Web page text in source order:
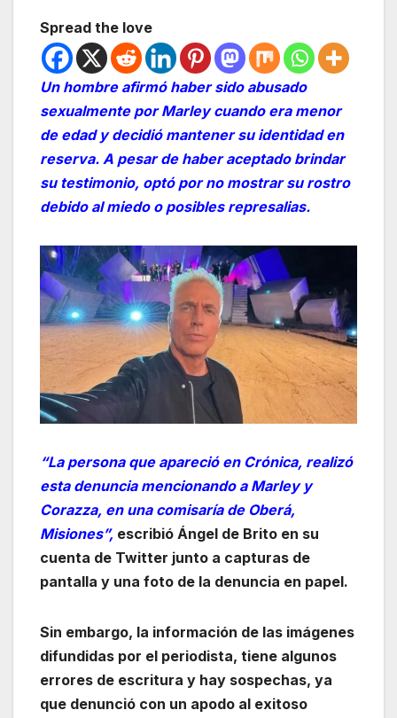
Spread the love
Un hombre afirmó haber sido abusado
sexualmente por Marley cuando era menor
de edad y decidió mantener su identidad en
reserva. A pesar de haber aceptado brindar
su testimonio, optó por no mostrar su rostro
debido al miedo o posibles represalias.
“La persona que apareció en Crónica, realizó
esta denuncia mencionando a Marley y
Corazza, en una comisaría de Oberá,
Misiones”, escribió Ángel de Brito en su
cuenta de Twitter junto a capturas de
pantalla y una foto de la denuncia en papel.
Sin embargo, la información de las imágenes
difundidas por el periodista, tiene algunos
errores de escritura y hay sospechas, ya
que denunció con un apodo al exitoso